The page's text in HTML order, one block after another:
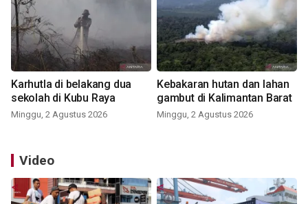
Karhutla di belakang dua
sekolah di Kubu Raya
Minggu, 2 Agustus 2026
Kebakaran hutan dan lahan
gambut di Kalimantan Barat
Minggu, 2 Agustus 2026
Video